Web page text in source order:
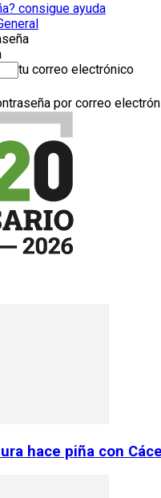
consigue ayuda
tu correo electrónico
por correo
hace piña con